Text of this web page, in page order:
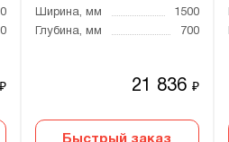
₽
Ширина, мм
1500
Глубина, мм
700
21 836₽
Быстрый заказ